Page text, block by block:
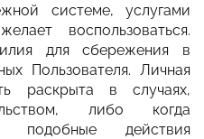
системе, услугами
воспользоваться.
для сбережения в
Пользователя. Личная
раскрыта в случаях,
либо когда
подобные действия